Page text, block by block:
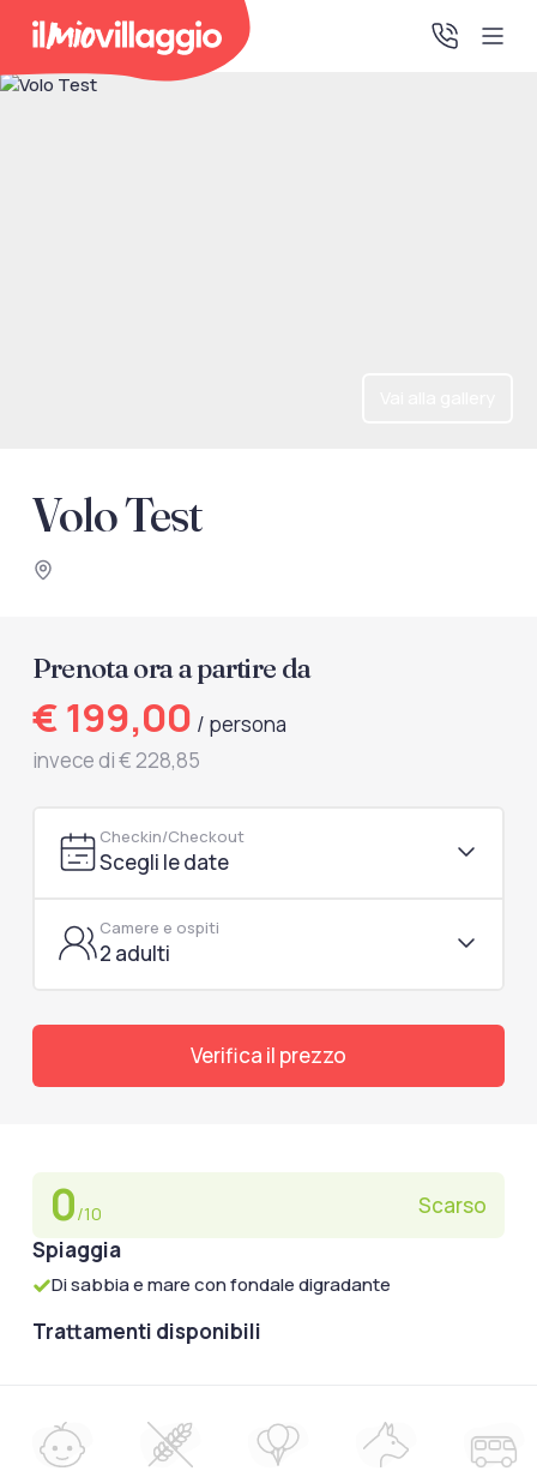
Accedi alla tua area riservata per vedere i tuoi preventivi
e le tue pratiche, gestire i pagamenti e scaricare i tuoi
Volo Test
Prenota ora a partire da
€ 199,00 / persona
invece di € 228,85
Checkin/Checkout
Scegli le date
Camere e ospiti
2 adulti
Verifica il prezzo
0/10
Scarso
Spiaggia
Di sabbia e mare con fondale digradante
Trattamenti disponibili